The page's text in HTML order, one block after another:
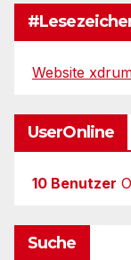
Website
UserOnline
10 Benutzer
Suche